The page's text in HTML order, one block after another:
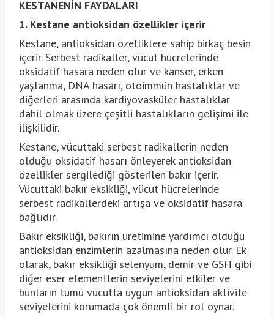
KESTANENİN FAYDALARI
1. Kestane antioksidan özellikler içerir
Kestane, antioksidan özelliklere sahip birkaç besin
içerir. Serbest radikaller, vücut hücrelerinde
oksidatif hasara neden olur ve kanser, erken
yaşlanma, DNA hasarı, otoimmün hastalıklar ve
diğerleri arasında kardiyovasküler hastalıklar
dahil olmak üzere çeşitli hastalıkların gelişimi ile
ilişkilidir.
Kestane, vücuttaki serbest radikallerin neden
olduğu oksidatif hasarı önleyerek antioksidan
özellikler sergilediği gösterilen bakır içerir.
Vücuttaki bakır eksikliği, vücut hücrelerinde
serbest radikallerdeki artışa ve oksidatif hasara
bağlıdır.
Bakır eksikliği, bakırın üretimine yardımcı olduğu
antioksidan enzimlerin azalmasına neden olur. Ek
olarak, bakır eksikliği selenyum, demir ve GSH gibi
diğer eser elementlerin seviyelerini etkiler ve
bunların tümü vücutta uygun antioksidan aktivite
seviyelerini korumada çok önemli bir rol oynar.